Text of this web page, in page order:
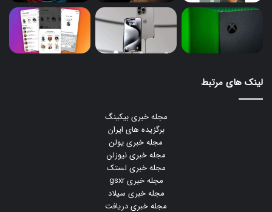
لینک های مرتبط
مجله خبری بیکینگ
برگزیده های ایران
مجله خبری یولن
مجله خبری نیوزلن
مجله خبری لستک
مجله خبری gsxr
مجله خبری سیلاد
مجله خبری دریافت